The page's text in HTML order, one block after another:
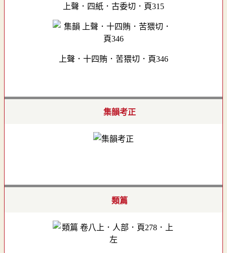
上聲．四紙．古委切．頁315
上聲．十四賄．苦猥切．頁346
集韻考正
類篇